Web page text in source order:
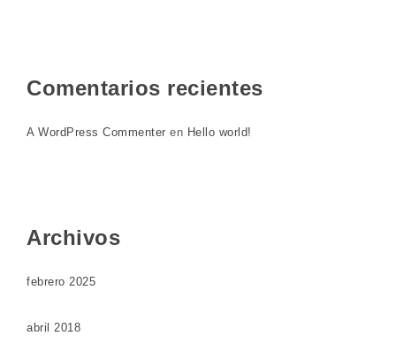
Comentarios recientes
A WordPress Commenter en Hello world!
Archivos
febrero 2025
abril 2018